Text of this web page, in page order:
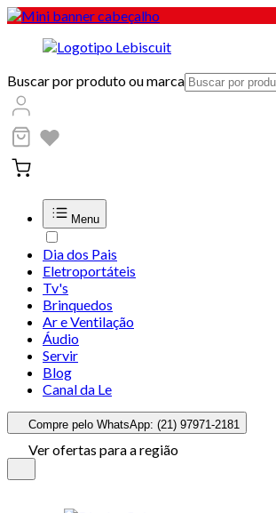
Buscar por produto ou marca
Menu
Dia dos Pais
Eletroportáteis
Tv's
Brinquedos
Ar e Ventilação
Áudio
Servir
Blog
Canal da Le
Compre pelo WhatsApp: (21) 97971-2181
Ver ofertas para a região